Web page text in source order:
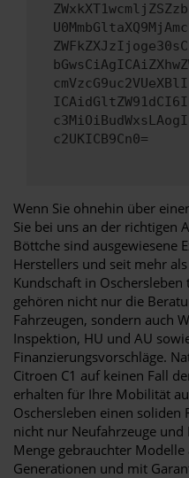
c2UKICB9Cn0=
Wenn Sie ohnehin über
Sie bei uns an der richtigen
Böttche sind ausgewiesene
Herstellers und seit mehr
Kundschaft in
gehören nicht nur die
Fahrzeugen, sondern auch
Inspektion, HU und AU
Finanzierungsvorschläge.
Citroen C1 auf keinen Fall
erhalten für Ihre Mobilität
Oschersleben einen soliden
nicht nur Neufahrzeuge
Menge gebrauchter
Generationen und mit